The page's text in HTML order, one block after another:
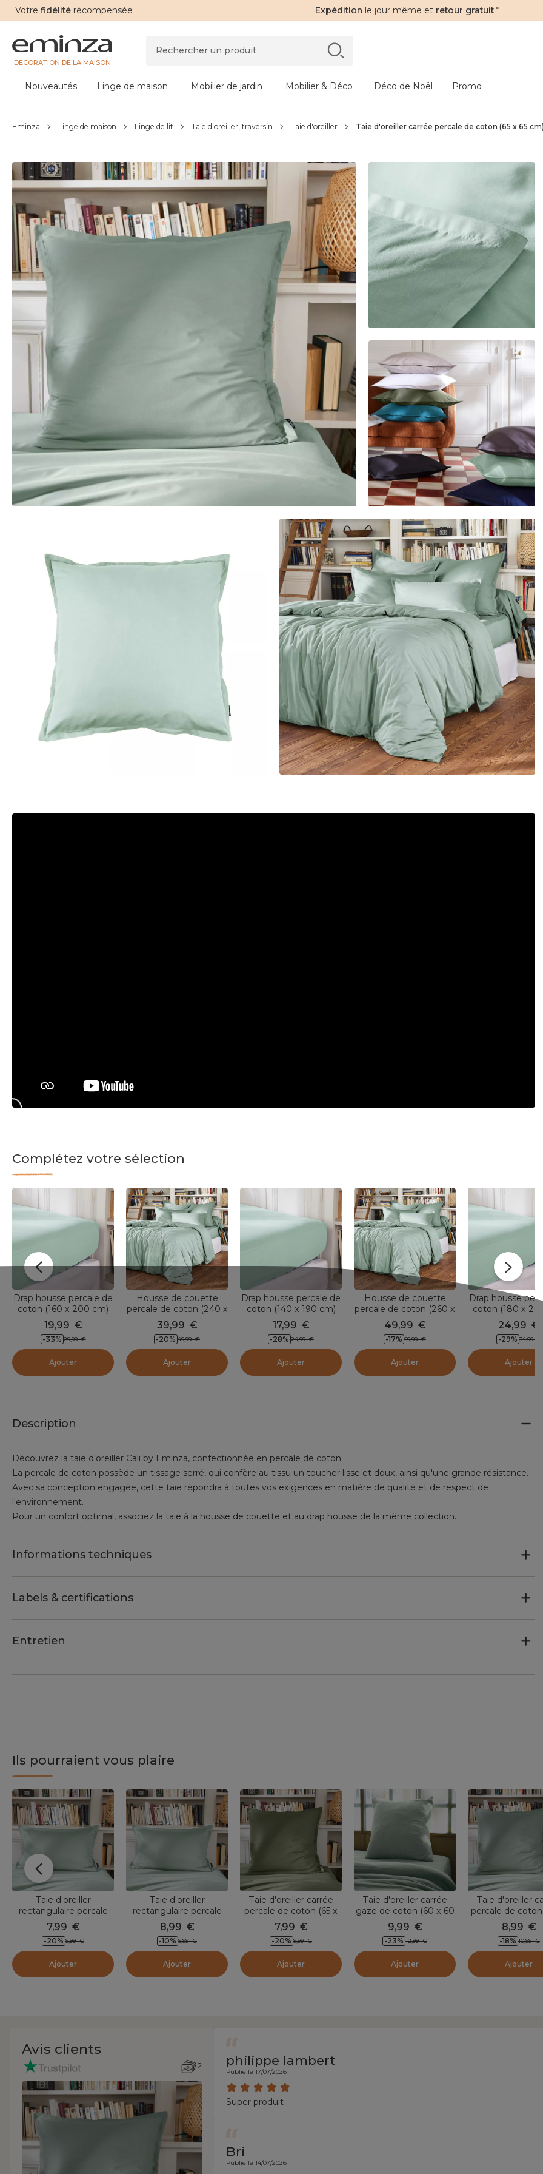
Votre fidélité récompensée Expédition le jour même et retour gratuit *
DÉCORATION DE LA MAISON
Nouveautés Linge de maison Mobilier de jardin Mobilier & Déco Déco de Noël Promo
Eminza Linge de maison Linge de lit Taie d'oreiller, traversin Taie d'oreiller Taie d'oreiller carrée percale de coton (65 x 65
Complétez votre sélection
Drap housse percale de
coton (160 x 200 cm)
Cali Vert eucalyptus
19,99 €
-33% 29,99 €
Ajouter
Housse de couette
percale de coton (240 x
220 cm) Cali Vert
eucalyptus
39,99 €
-20% 49,99 €
Ajouter
Drap housse percale de
coton (140 x 190 cm)
Cali Vert eucalyptus
17,99 €
-28% 24,99 €
Ajouter
Housse de couette
percale de coton (260 x
240 cm) Cali Vert
eucalyptus
49,99 €
-17% 59,99 €
Ajouter
Drap housse
coton (180 x
Cali Vert
24,99 €
-29% 34,99
Ajouter
Description
Découvrez la taie d'oreiller Cali by Eminza, confectionnée en percale de coton.
La percale de coton possède un tissage serré, qui confère au tissu un toucher lisse et doux, ainsi qu'une grande résistance.
Avec sa conception engagée, cette taie répondra à toutes vos exigences en matière de qualité et de respect de
l'environnement.
Pour un confort optimal, associez la taie à la housse de couette et au drap housse de la même collection.
Informations techniques
Labels & certifications
Entretien
Ils pourraient vous plaire
Taie d'oreiller
rectangulaire percale
de coton (50 x 70 cm)
Cali Vert eucalyptus
7,99 €
-20% 9,99 €
Ajouter
Taie d'oreiller
rectangulaire percale
de coton (50 x 80 cm)
Cali Vert eucalyptus
8,99 €
-10% 9,99 €
Ajouter
Taie d'oreiller carrée
percale de coton (65 x
65 cm) Cali Vert romarin
7,99 €
-20% 9,99 €
Ajouter
Taie d'oreiller carrée
gaze de coton (60 x 60
cm) Gaïa Vert
eucalyptus
9,99 €
-23% 12,99 €
Ajouter
Taie d'oreiller
percale de
80 cm) Cali
eucalyptus
8,99 €
-18% 10,99 €
Ajouter
Avis clients
2 philippe lambert
Publié le 17/07/2026
Super produit
Bri
Publié le 14/07/2026